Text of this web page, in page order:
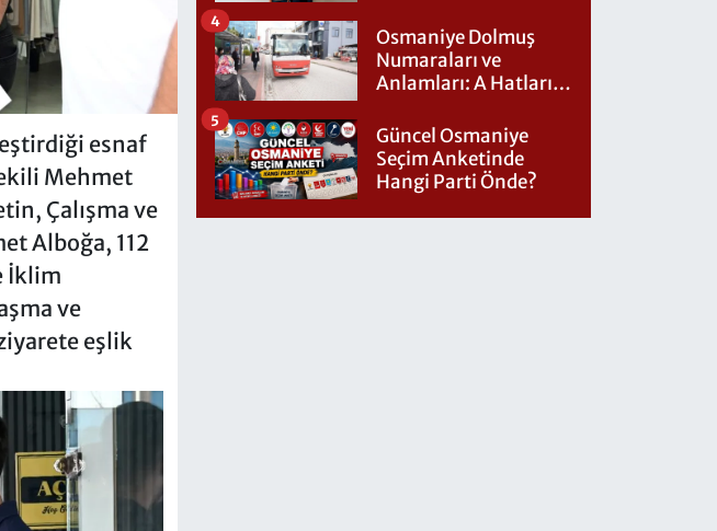
esnaf
Mehmet
Çalışma ve
Alboğa, 112
İklim
ve
eşlik
Osmaniye Dolmuş
Numaraları ve
Anlamları: A Hatları
4
Güncel Osmaniye
Seçim Anketinde
Hangi Parti Önde?
5